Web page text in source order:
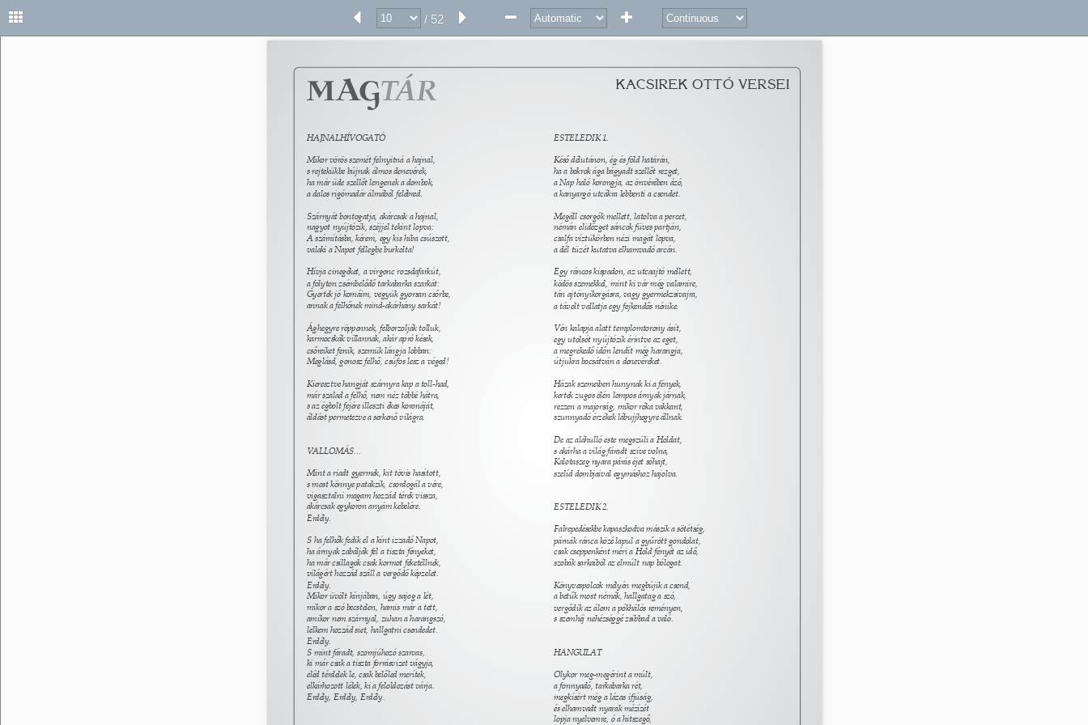
/ 52
T ÁR KACSIREK OTTÓ VERSEI
HAJNALHÍVOGATÓ
Mikor vörös szemét felnyitná a hajnal,
s rejtekükbe bújnak álmos denevérek,
ha már üde szellőt lengenek a dombok,
a dalos rigómadár álmából felébred.
Szárnyát bontogatja, akárcsak a hajnal,
nagyot nyújtózik, széjjel tekint lopva:
A számításba, kérem, egy kis hiba csúszott,
valaki a Napot fellegbe burkolta!
Hívja cinegéket, a virgonc rozsdafarkút,
a folyton zsémbelődő tarkabarka szarkát:
Gyertek jó komáim, vegyük gyorsan csőrbe,
annak a felhőnek mind-akárhány sarkát!
Ághegyre röppennek, felborzolják tolluk,
karmocskák villannak, akár apró kések,
csőreiket fenik, szemük lángja lobban:
Meglásd, gonosz felhő, csúfos lesz a véged!
Kieresztve hangját szárnyra kap a toll-had,
már szalad a felhő, nem néz többé hátra,
s az égbolt fejére illeszti ékes koronáját,
áldást permetezve a serkenő világra.
VALLOMÁS...
Mint a riadt gyermek, kit tövis hasított,
s most könnye patakzik, csordogál a vére,
vigasztalni magam hozzád térek vissza,
akárcsak egykoron anyám kebelére.
Erdély.
S ha felhők fedik el a kínt izzadó Napot,
ha árnyak zabálják fel a tiszta fényeket,
ha már csillagok csak kormot feketéllnek,
világért hozzád száll a vergődő képzelet.
Erdély.
Mikor üvölt kínjában, úgy sajog a lét,
mikor a szó becstelen, hamis már a tett,
amikor nem szárnyal, zuhan a harangszó,
lelkem hozzád siet, hallgatni csendedet.
Erdély.
S mint fáradt, szomjúhozó szarvas,
ki már csak a tiszta forrásvizet vágyja,
eléd térdelek le, csak belőled merítek,
elkárhozott lélek, ki a feloldozást várja.
Erdély, Erdély, Erdély.
ESTELEDIK 1.
Késő délutánon, ég és föld határán,
ha a bokrok ága bágyadt szellőt rezget,
a Nap haló korongja, az önvérében ázó,
a kanyargó utcákra lebbenti a csendet.
Megáll csorgók mellett, latolva a percet,
némán elidőzget sáncok füves partján,
csalfa víztükörben nézi magát lopva,
a dél tüzét kutatva elhamvadó arcán.
Egy ráncos kispadon, az utcaajtó mellett,
ködös szemekkel, mint ki vár még valamire,
tán ajtónyikorgásra, vagy gyermekzsivajra,
a távolt vallatja egy fejkendős nénike.
Vén kalapja alatt templomtorony ásít,
egy utolsót nyújtózik érintve az eget,
a megrekedő időn lendít még harangja,
útjukra bocsátván a denevéreket.
Házak szemeiben hunynak ki a fények,
kertek zugos ölén lompos árnyak járnak,
rezzen a majorság, mikor róka vakkant,
szunnyadó érzékek lábujjhegyre állnak.
De az aláhulló este megszüli a Holdat,
s akárha a világ fáradt szíve volna,
Kalotaszeg nyara párás éjet sóhajt,
szelíd dombjaival egymáshoz hajolva.
ESTELEDIK 2.
Falrepedésekbe kapaszkodva mászik a sötétség,
párnák ránca közé lapul a gyűrött gondolat,
csak cseppenként méri a Hold fényét az idő,
szobák sarkaiból az elmúlt nap bólogat.
Könyvespolcok mélyén megbújik a csend,
a betűk most némák, hallgatag a szó,
vergődik az álom a pókhálós reményen,
s szemhéj nehézséggé zsibbad a való.
HANGULAT
Olykor meg-megérint a múlt,
a fonnyadó, tarkabarka rét,
megkísért még a lázas ifjúság,
és elhamvadt nyarak mézízét
lopja nyelvemre, ó a hitszegő,